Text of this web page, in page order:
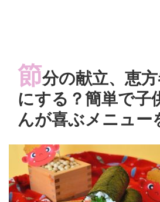
節分の献立、恵
にする？簡単で子
んが喜ぶメニュー